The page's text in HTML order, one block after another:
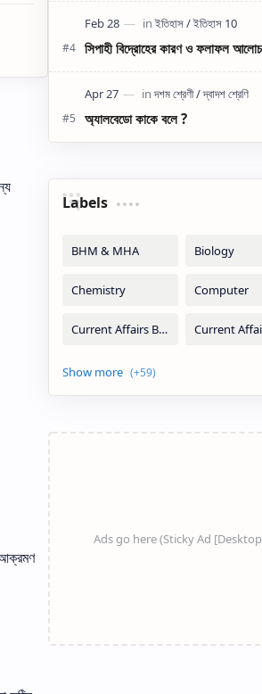
আক্রমণ
সিপাহী বিদ্রোহের কারণ ও ফলাফল
অ্যালবেডো কাকে বলে ?
Labels